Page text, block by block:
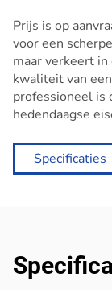
Prijs is op
voor een
maar verkeert
kwaliteit van
professioneel is
hedendaagse
Specificaties